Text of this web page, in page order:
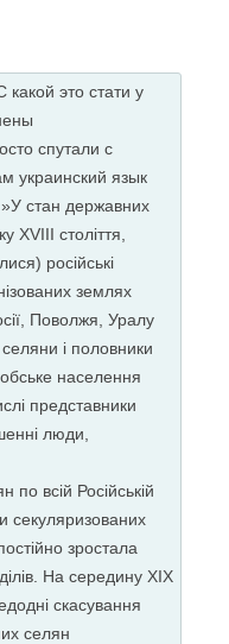
это стати у
спутали с
украинский язык
стан державних
XVIII століття,
російські
землях
Поволжя, Уралу
і половники
населення
представники
люди,
по всій Російській
секуляризованих
зростала
На середину XIX
скасування
селян